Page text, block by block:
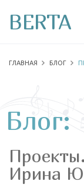
BERTA
ГЛАВНАЯ БЛОГ
Блог:
Ирина